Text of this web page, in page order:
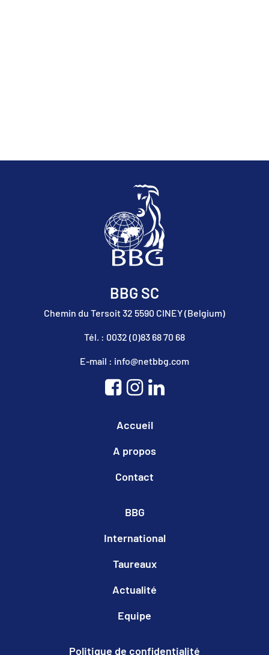
BBG SC
Chemin du Tersoit 32 5590 CINEY (Belgium)
Tél. : 0032 (0)83 68 70 68
E-mail : info@netbbg.com
Accueil
A propos
Contact
BBG
International
Taureaux
Actualité
Equipe
Politique de confidentialité